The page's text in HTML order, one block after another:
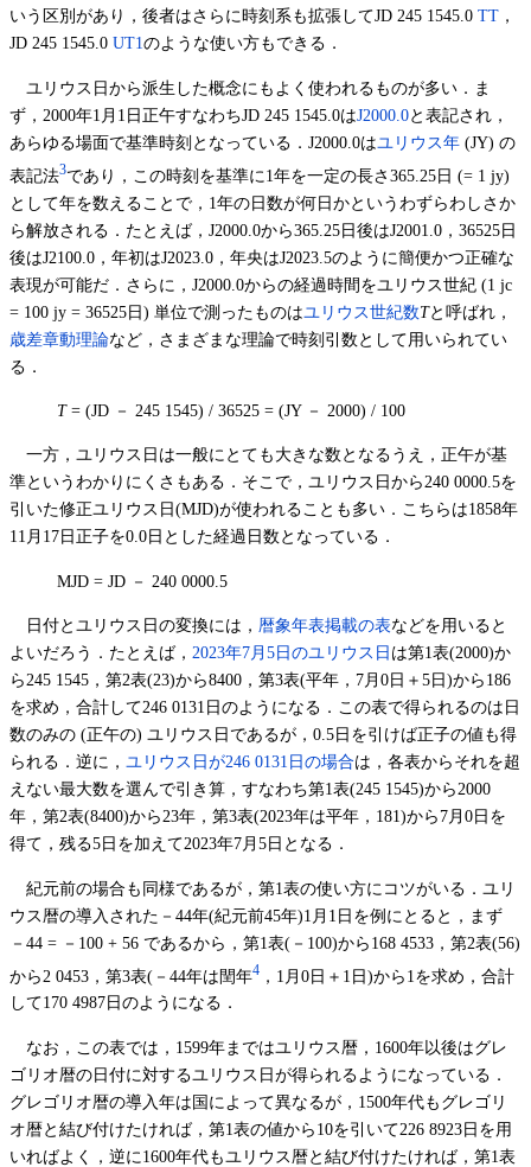
いう区別があり，後者はさらに時刻系も拡張してJD 245 1545.0 TT ，
JD 245 1545.0 UT1のような使い方もできる．
ユリウス日から派生した概念にもよく使われるものが多い．ま
ず，2000年1月1日正午すなわちJD 245 1545.0はJ2000.0と表記され，
あらゆる場面で基準時刻となっている．J2000.0はユリウス年 (JY) の
表記法3であり，この時刻を基準に1年を一定の長さ365.25日 (= 1 jy)
として年を数えることで，1年の日数が何日かというわずらわしさか
ら解放される．たとえば，J2000.0から365.25日後はJ2001.0，36525日
後はJ2100.0，年初はJ2023.0，年央はJ2023.5のように簡便かつ正確な
表現が可能だ．さらに，J2000.0からの経過時間をユリウス世紀 (1 jc
= 100 jy = 36525日) 単位で測ったものはユリウス世紀数Tと呼ばれ，
歳差章動理論など，さまざまな理論で時刻引数として用いられてい
る．
T= (JD － 245 1545) / 36525 = (JY － 2000) / 100
一方，ユリウス日は一般にとても大きな数となるうえ，正午が基
準というわかりにくさもある．そこで，ユリウス日から240 0000.5を
引いた修正ユリウス日(MJD)が使われることも多い．こちらは1858年
11月17日正子を0.0日とした経過日数となっている．
MJD = JD － 240 0000.5
日付とユリウス日の変換には， 暦象年表掲載の表などを用いると
よいだろう．たとえば， 2023年7月5日のユリウス日は第1表(2000)か
ら245 1545，第2表(23)から8400，第3表(平年，7月0日＋5日)から186
を求め，合計して246 0131日のようになる．この表で得られるのは日
数のみの (正午の) ユリウス日であるが，0.5日を引けば正子の値も得
られる．逆に， ユリウス日が246 0131日の場合は，各表からそれを超
えない最大数を選んで引き算，すなわち第1表(245 1545)から2000
年，第2表(8400)から23年，第3表(2023年は平年，181)から7月0日を
得て，残る5日を加えて2023年7月5日となる．
紀元前の場合も同様であるが，第1表の使い方にコツがいる．ユリ
ウス暦の導入された－44年(紀元前45年)1月1日を例にとると，まず
－44 = －100 + 56 であるから，第1表(－100)から168 4533，第2表(56)
から2 0453，第3表(－44年は閏年4 ，1月0日＋1日)から1を求め，合計
して170 4987日のようになる．
なお，この表では，1599年まではユリウス暦，1600年以後はグレ
ゴリオ暦の日付に対するユリウス日が得られるようになっている．
グレゴリオ暦の導入年は国によって異なるが，1500年代もグレゴリ
オ暦と結び付けたければ，第1表の値から10を引いて226 8923日を用
いればよく，逆に1600年代もユリウス暦と結び付けたければ，第1表